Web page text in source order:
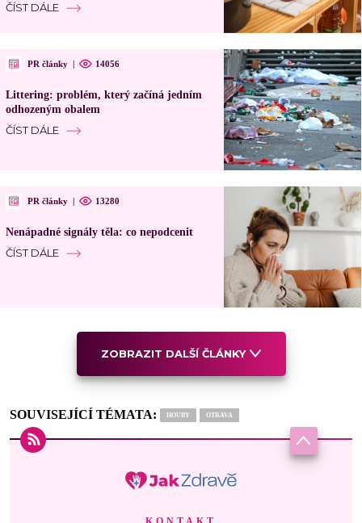
ČÍST DÁLE
PR články | 14056
Littering: problém, který začíná jedním
odhozeným obalem
ČÍST DÁLE
PR články | 13280
Nenápadné signály těla: co nepodcenit
ČÍST DÁLE
ZOBRAZIT DALŠÍ ČLÁNKY
SOUVISEJÍCÍ TÉMATA: HOUBY OTRAVA